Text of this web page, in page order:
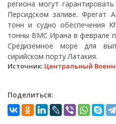
региона могут
Персидском заливе. Фрегат
тонн и судно обеспечения
тонны ВМС Ирана в феврале
Средиземное море для
сирийском порту Латакия.
Источник: Центральный
Поделиться: